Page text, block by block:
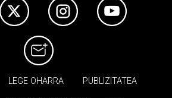
LEGE OHARRA PUBLIZITATEA